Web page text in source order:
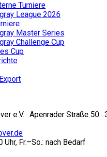
Turniere
League 2026
Master Series
Challenge Cup
Cup
e.V. · Apenrader Straße 50
Fr.–So.: nach Bedarf